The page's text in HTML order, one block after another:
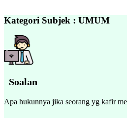
Kategori Subjek : UMUM
Soalan
Apa hukunnya jika seorang yg kafir